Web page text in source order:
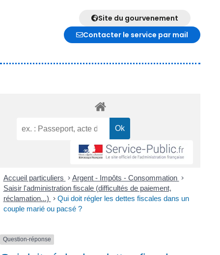
Site du gourvenement
Contacter le service par mail
Accueil particuliers > Argent - Impôts - Consommation >
Saisir l'administration fiscale (difficultés de paiement,
réclamation...) > Qui doit régler les dettes fiscales dans un
couple marié ou pacsé ?
Question-réponse